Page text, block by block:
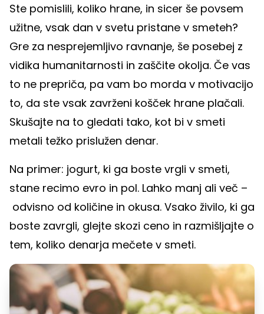
Ste pomislili, koliko hrane, in sicer še povsem
užitne, vsak dan v svetu pristane v smeteh?
Gre za nesprejemljivo ravnanje, še posebej z
vidika humanitarnosti in zaščite okolja. Če vas
to ne prepriča, pa vam bo morda v motivacijo
to, da ste vsak zavrženi košček hrane plačali.
Skušajte na to gledati tako, kot bi v smeti
metali težko prislužen denar.
Na primer: jogurt, ki ga boste vrgli v smeti,
stane recimo evro in pol. Lahko manj ali več –
odvisno od količine in okusa. Vsako živilo, ki ga
boste zavrgli, glejte skozi ceno in razmišljajte o
tem, koliko denarja mečete v smeti.